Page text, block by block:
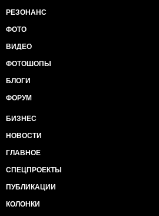
РЕЗОНАНС
ФОТО
ВИДЕО
ФОТОШОПЫ
БЛОГИ
ФОРУМ
БИЗНЕС
НОВОСТИ
ГЛАВНОЕ
СПЕЦПРОЕКТЫ
ПУБЛИКАЦИИ
КОЛОНКИ